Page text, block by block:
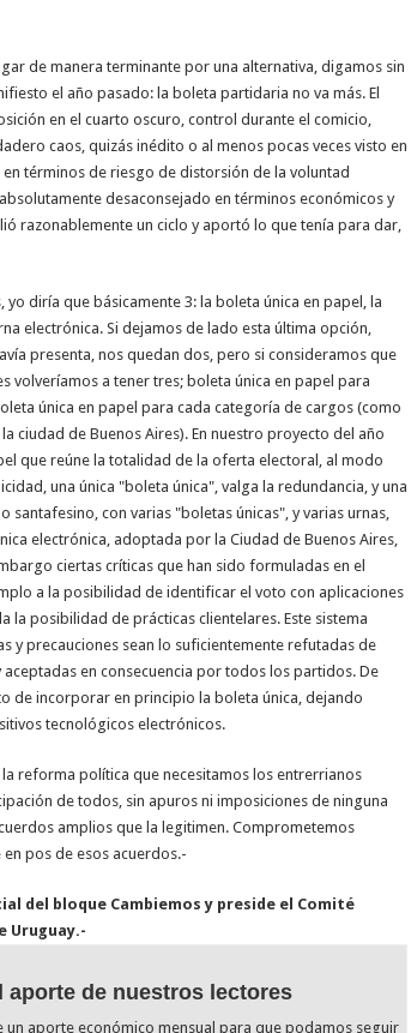
de manera terminante por una alternativa, digamos sin
el año pasado: la boleta partidaria no va más. El
en el cuarto oscuro, control durante el comicio,
caos, quizás inédito o al menos pocas veces visto en
términos de riesgo de distorsión de la voluntad
desaconsejado en términos económicos y
razonablemente un ciclo y aportó lo que tenía para dar,
diría que básicamente 3: la boleta única en papel, la
electrónica. Si dejamos de lado esta última opción,
presenta, nos quedan dos, pero si consideramos que
volveríamos a tener tres; boleta única en papel para
única en papel para cada categoría de cargos (como
ciudad de Buenos Aires). En nuestro proyecto del año
que reúne la totalidad de la oferta electoral, al modo
una única "boleta única", valga la redundancia, y una
con varias "boletas únicas", y varias urnas,
electrónica, adoptada por la Ciudad de Buenos Aires,
ciertas críticas que han sido formuladas en el
a la posibilidad de identificar el voto con aplicaciones
la posibilidad de prácticas clientelares. Este sistema
y precauciones sean lo suficientemente refutadas de
en consecuencia por todos los partidos. De
de incorporar en principio la boleta única, dejando
tecnológicos electrónicos.
reforma política que necesitamos los entrerrianos
de todos, sin apuros ni imposiciones de ninguna
amplios que la legitimen. Comprometemos
pos de esos acuerdos.-
del bloque Cambiemos y preside el Comité
Uruguay.-
aporte de nuestros lectores
un aporte económico mensual para que podamos seguir